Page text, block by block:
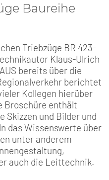
Baureihe
Triebzüge BR 423-
Klaus-Ulrich
bereits über die
berichtet
Kollegen hierüber
Broschüre enthält
Skizzen und Bilder und
das Wissenswerte über
unter anderem
auch die Leittechnik.